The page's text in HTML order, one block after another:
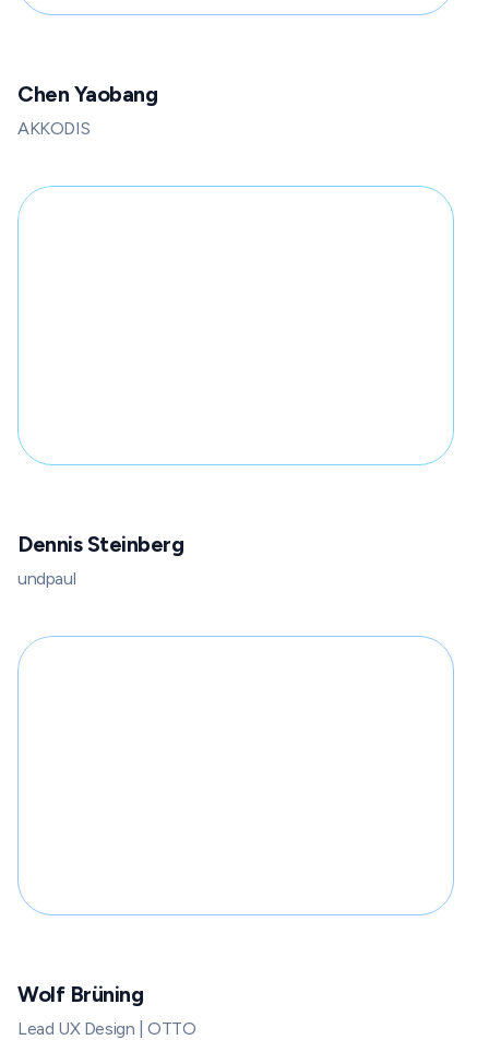
Chen Yaobang
AKKODIS
Dennis Steinberg
undpaul
Wolf Brüning
Lead UX Design | OTTO